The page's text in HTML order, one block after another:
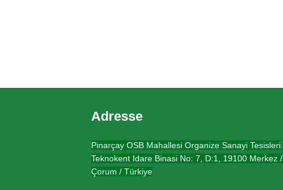
Adresse
Pinarçay OSB Mahallesi Organize Sanayi Tesisleri
Teknokent Idare Binasi No: 7, D:1, 19100 Merkez /
Çorum / Türkiye